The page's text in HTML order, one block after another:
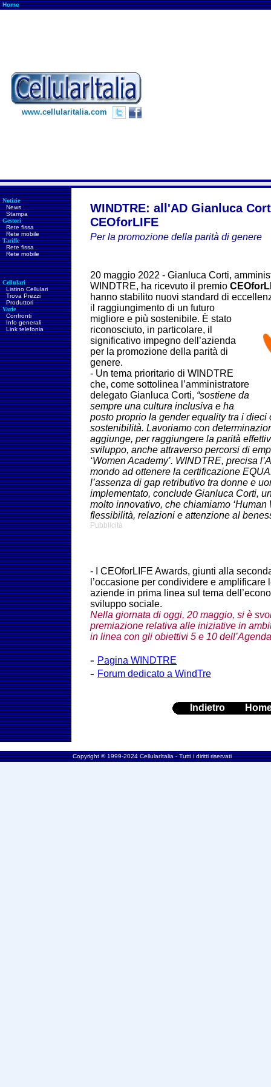
Home
www.cellularitalia.com
Notizie
News
Stampa
Gestori
Rete fissa
Rete mobile
Tariffe
Rete fissa
Rete mobile
Cellulari
Listino Cellulari
Trova Prezzi
Produttori
Varie
Confronti
Info generali
Link telefonia
WINDTRE: all'AD Gianluca
CEOforLIFE
Per la promozione della parità di genere
20 maggio 2022 - Gianluca Corti,
WINDTRE, ha ricevuto il premio
hanno stabilito nuovi standard di
il raggiungimento di un futuro
migliore e più sostenibile. È stato
riconosciuto, in particolare, il
significativo impegno dell’azienda
per la promozione della parità di
genere.
- Un tema prioritario di WINDTRE
che, come sottolinea l’amministratore
delegato Gianluca Corti, “sostiene da
sempre una cultura inclusiva e ha
posto proprio la gender equality tra i dieci
sostenibilità. Lavoriamo con
aggiunge, per raggiungere la parità
sviluppo, anche attraverso percorsi di
‘Women Academy’. WINDTRE, precisa
mondo ad ottenere la certificazione
l’assenza di gap retributivo tra donne e
implementato, conclude Gianluca Corti,
molto innovativo, che chiamiamo ‘Human
flessibilità, relazioni e attenzione al
Pubblicità
-
I CEOforLIFE Awards, giunti alla
l’occasione per condividere e
aziende in prima linea sul tema
sviluppo sociale.
Nella giornata di oggi, 20 maggio, si è
premiazione relativa alle iniziative in
in linea con gli obiettivi 5 e 10
- Pagina WINDTRE
- Forum dedicato a WindTre
Indietro
Copyright © 1999-2024 CellularItalia - Tutti i diritti riservati